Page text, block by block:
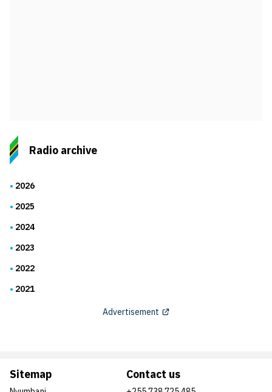
Radio archive
2026
2025
2024
2023
2022
2021
Advertisement
Sitemap Contact us